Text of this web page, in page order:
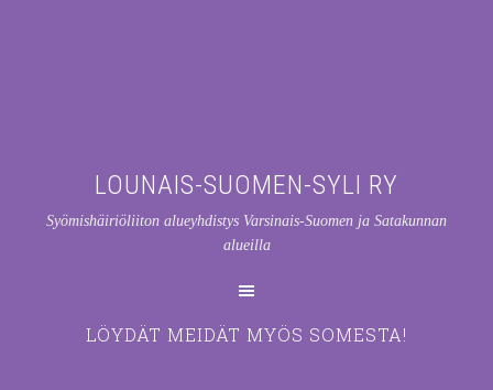
LOUNAIS-SUOMEN-SYLI RY
Syömishäiriöliiton alueyhdistys Varsinais-Suomen ja Satakunnan
alueilla
LÖYDÄT MEIDÄT MYÖS SOMESTA!